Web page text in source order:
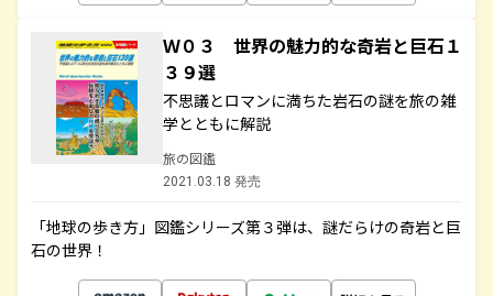
Ｗ０３ 世界の魅力的な奇岩と巨石１
３９選
不思議とロマンに満ちた岩石の謎を旅の雑
学とともに解説
旅の図鑑
2021.03.18 発売
「地球の歩き方」図鑑シリーズ第３弾は、謎だらけの奇岩と巨
石の世界！